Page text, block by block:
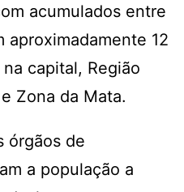
acumulados entre
aproximadamente 12
capital, Região
Zona da Mata.
órgãos de
a população a